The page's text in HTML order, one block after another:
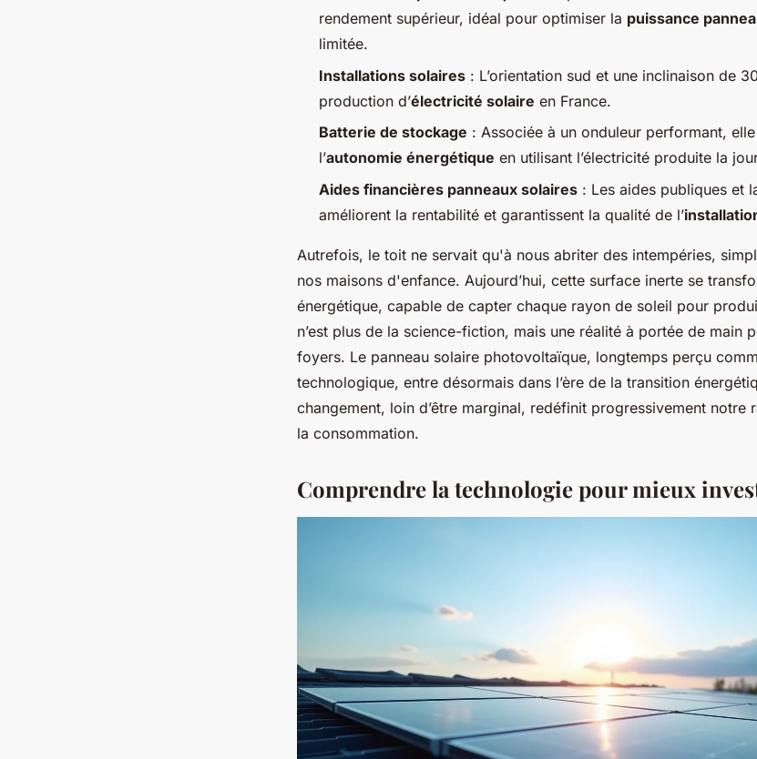
rendement supérieur, idéal pour optimiser la puissance
limitée.
Installations solaires : L’orientation sud et une inclinaison de
production d’électricité solaire en France.
Batterie de stockage : Associée à un onduleur performant,
l’autonomie énergétique en utilisant l’électricité produite la
Aides financières panneaux solaires : Les aides publiques et
améliorent la rentabilité et garantissent la qualité de l’
Autrefois, le toit ne servait qu'à nous abriter des intempéries,
nos maisons d'enfance. Aujourd’hui, cette surface inerte se
énergétique, capable de capter chaque rayon de soleil pour
n’est plus de la science-fiction, mais une réalité à portée de main
foyers. Le panneau solaire photovoltaïque, longtemps perçu
technologique, entre désormais dans l’ère de la transition
changement, loin d’être marginal, redéfinit progressivement notre
la consommation.
Comprendre la technologie pour mieux